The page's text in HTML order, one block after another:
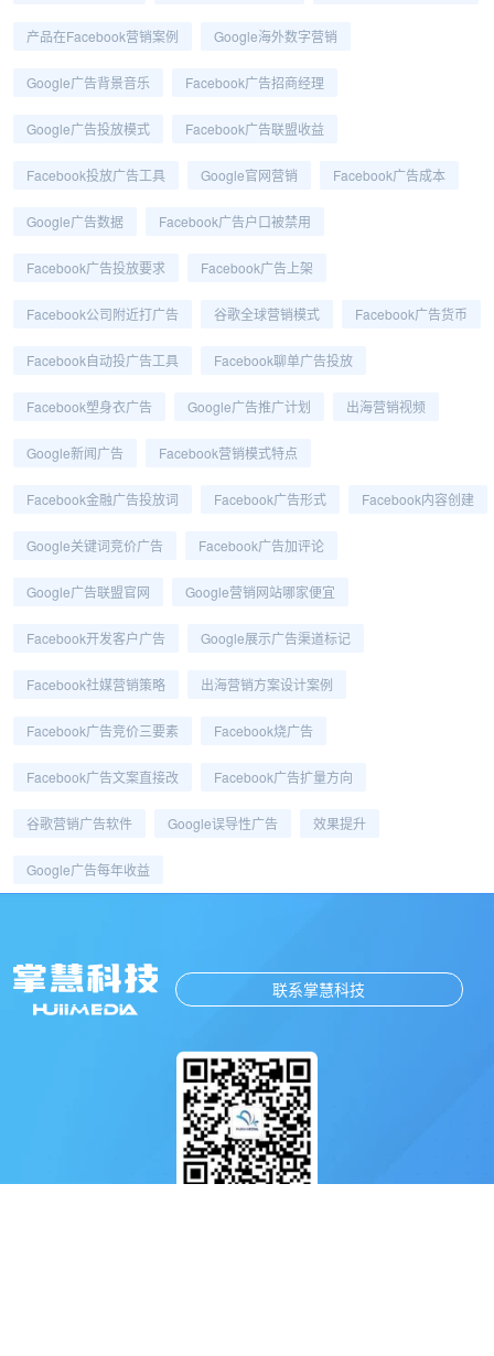
产品在Facebook营销案例 Google海外数字营销
Google广告背景音乐 Facebook广告招商经理
Google广告投放模式 Facebook广告联盟收益
Facebook投放广告工具 Google官网营销 Facebook广告成本
Google广告数据 Facebook广告户口被禁用
Facebook广告投放要求 Facebook广告上架
Facebook公司附近打广告 谷歌全球营销模式 Facebook广告货币
Facebook自动投广告工具 Facebook聊单广告投放
Facebook塑身衣广告 Google广告推广计划 出海营销视频
Google新闻广告 Facebook营销模式特点
Facebook金融广告投放词 Facebook广告形式 Facebook内容创建
Google关键词竞价广告 Facebook广告加评论
Google广告联盟官网 Google营销网站哪家便宜
Facebook开发客户广告 Google展示广告渠道标记
Facebook社媒营销策略 出海营销方案设计案例
Facebook广告竞价三要素 Facebook烧广告
Facebook广告文案直接改 Facebook广告扩量方向
谷歌营销广告软件 Google误导性广告 效果提升
Google广告每年收益
联系掌慧科技